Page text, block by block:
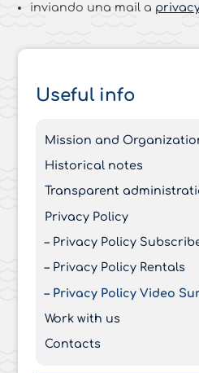
inviando una mail a
Useful info
Mission and
Historical notes
Transparent
Privacy Policy
– Privacy Policy
– Privacy Policy Rentals
– Privacy Policy Video
Work with us
Contacts